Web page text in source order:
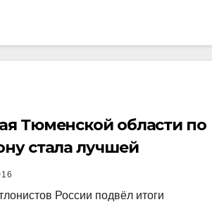
Тюменской области по
стала лучшей
России подвёл итоги